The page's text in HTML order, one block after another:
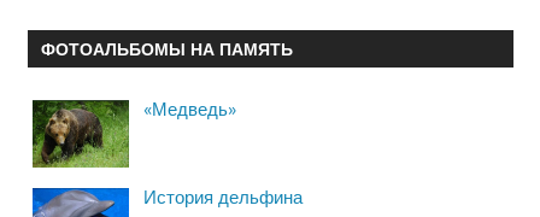
ФОТОАЛЬБОМЫ НА ПАМЯТЬ
«Медведь»
История дельфина